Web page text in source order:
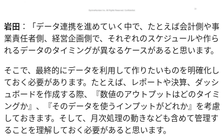
岩田 ：「データ連携を進めていく中で、たとえば会計側や事
業責任者側、経営企画側で、それぞれのスケジュールや作ら
れるデータのタイミングが異なるケースがあると思います。
そこで、最終的にデータを利用して作りたいものを明確化し
ておく必要があります。たとえば、レポートや決算、ダッシ
ュボードを作成する際、『数値のアウトプットはどのタイミ
ングか』、『そのデータを使うインプットがどれか』を考慮
しておきます。そして、月次処理の動きなども含めて管理す
ることを理解しておく必要があると思います。